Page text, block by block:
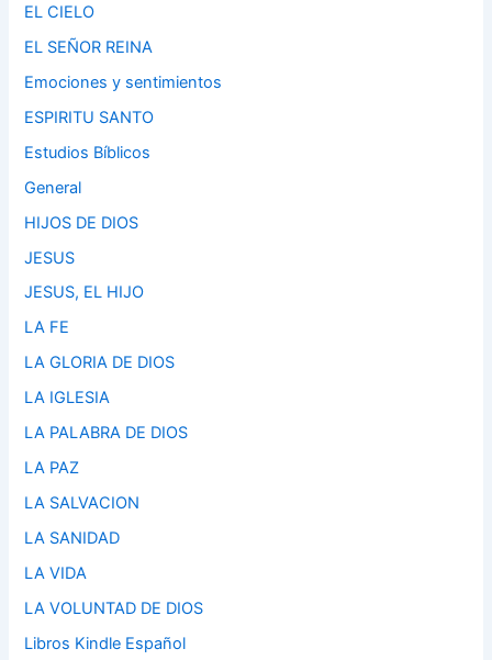
EL CIELO
EL SEÑOR REINA
Emociones y sentimientos
ESPIRITU SANTO
Estudios Bíblicos
General
HIJOS DE DIOS
JESUS
JESUS, EL HIJO
LA FE
LA GLORIA DE DIOS
LA IGLESIA
LA PALABRA DE DIOS
LA PAZ
LA SALVACION
LA SANIDAD
LA VIDA
LA VOLUNTAD DE DIOS
Libros Kindle Español